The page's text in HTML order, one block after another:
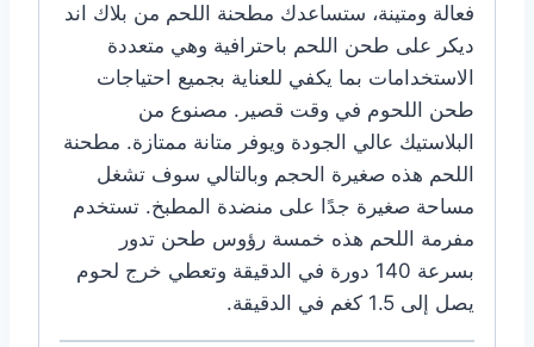
فعالة ومتينة، ستساعدك مطحنة اللحم من بلاك اند
ديكر على طحن اللحم باحترافية وهي متعددة
الاستخدامات بما يكفي للعناية بجميع احتياجات
طحن اللحوم في وقت قصير. مصنوع من
البلاستيك عالي الجودة ويوفر متانة ممتازة. مطحنة
اللحم هذه صغيرة الحجم وبالتالي سوف تشغل
مساحة صغيرة جدًا على منضدة المطبخ. تستخدم
مفرمة اللحم هذه خمسة رؤوس طحن تدور
بسرعة 140 دورة في الدقيقة وتعطي خرج لحوم
يصل إلى 1.5 كغم في الدقيقة.